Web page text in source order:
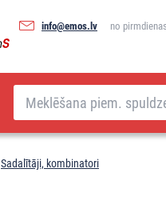
info@emos.lv no
Meklēšana
Sadalītāji, kombinatori